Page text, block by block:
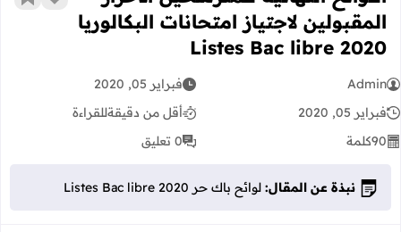
المقبولين لاجتياز امتحانات البكالوريا
2020 Listes Bac libre
زر أضف
Admin
فبراير 05, 2020
فبراير 05, 2020
أقل من دقيقةللقراءة
90كلمة 0 تعليق
نبذة عن المقال: لوائح باك حر Listes Bac libre 2020